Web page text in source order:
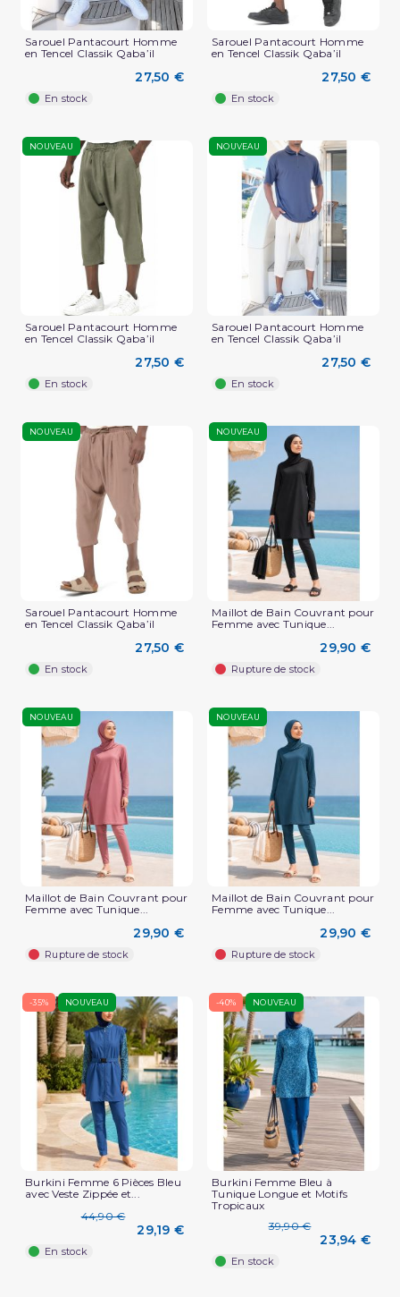
Sarouel Pantacourt Homme
en Tencel Classik Qaba’il
27,50 €
En stock
Sarouel Pantacourt Homme
en Tencel Classik Qaba’il
27,50 €
En stock
NOUVEAU
Sarouel Pantacourt Homme
en Tencel Classik Qaba’il
27,50 €
En stock
NOUVEAU
Sarouel Pantacourt Homme
en Tencel Classik Qaba’il
27,50 €
En stock
NOUVEAU
Sarouel Pantacourt Homme
en Tencel Classik Qaba’il
27,50 €
En stock
NOUVEAU
Maillot de Bain Couvrant pour
Femme avec Tunique...
29,90 €
Rupture de stock
NOUVEAU
Maillot de Bain Couvrant pour
Femme avec Tunique...
29,90 €
Rupture de stock
NOUVEAU
Maillot de Bain Couvrant pour
Femme avec Tunique...
29,90 €
Rupture de stock
-35% NOUVEAU
Burkini Femme 6 Pièces Bleu
avec Veste Zippée et...
44,90 €
29,19 €
En stock
-40% NOUVEAU
Burkini Femme Bleu à
Tunique Longue et Motifs
Tropicaux
39,90 €
23,94 €
En stock